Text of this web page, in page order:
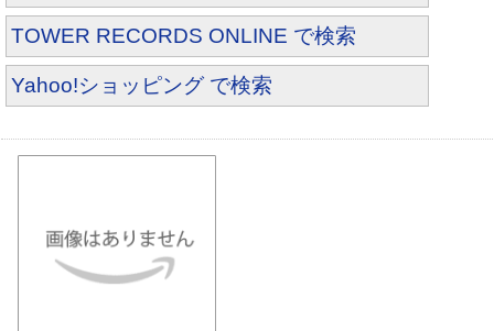
TOWER RECORDS ONLINE で検索
Yahoo!ショッピング で検索